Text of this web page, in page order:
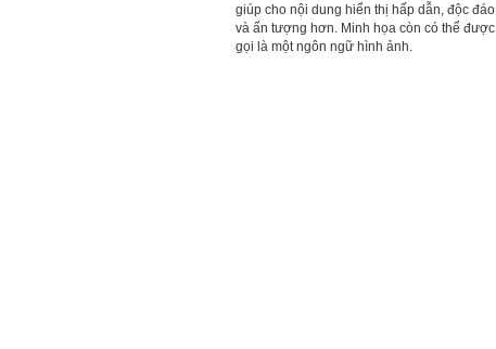
giúp cho nội dung hiển thị hấp dẫn, độc đáo
và ấn tượng hơn. Minh họa còn có thể được
gọi là một ngôn ngữ hình ảnh.